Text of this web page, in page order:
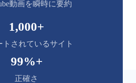
動画を瞬時に要約
トされているサイト
1,000+
正確さ
99%+